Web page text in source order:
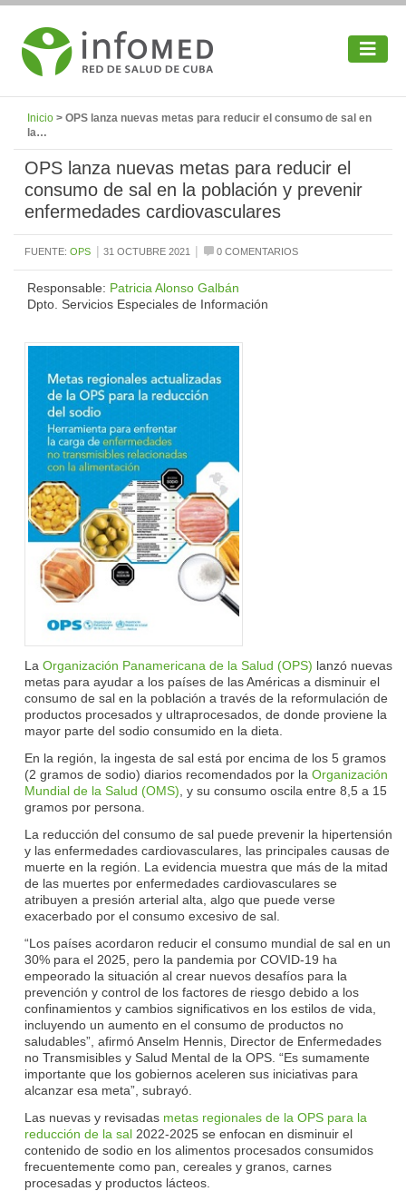
Inicio > OPS lanza nuevas metas para reducir el consumo de sal en
la…
OPS lanza nuevas metas para reducir el
consumo de sal en la población y prevenir
enfermedades cardiovasculares
FUENTE: OPS | 31 OCTUBRE 2021 | 0 COMENTARIOS
Responsable: Patricia Alonso Galbán
Dpto. Servicios Especiales de Información
La Organización Panamericana de la Salud (OPS) lanzó nuevas
metas para ayudar a los países de las Américas a disminuir el
consumo de sal en la población a través de la reformulación de
productos procesados y ultraprocesados, de donde proviene la
mayor parte del sodio consumido en la dieta.
En la región, la ingesta de sal está por encima de los 5 gramos
(2 gramos de sodio) diarios recomendados por la Organización
Mundial de la Salud (OMS) , y su consumo oscila entre 8,5 a 15
gramos por persona.
La reducción del consumo de sal puede prevenir la hipertensión
y las enfermedades cardiovasculares, las principales causas de
muerte en la región. La evidencia muestra que más de la mitad
de las muertes por enfermedades cardiovasculares se
atribuyen a presión arterial alta, algo que puede verse
exacerbado por el consumo excesivo de sal.
“Los países acordaron reducir el consumo mundial de sal en un
30% para el 2025, pero la pandemia por COVID-19 ha
empeorado la situación al crear nuevos desafíos para la
prevención y control de los factores de riesgo debido a los
confinamientos y cambios significativos en los estilos de vida,
incluyendo un aumento en el consumo de productos no
saludables”, afirmó Anselm Hennis, Director de Enfermedades
no Transmisibles y Salud Mental de la OPS. “Es sumamente
importante que los gobiernos aceleren sus iniciativas para
alcanzar esa meta”, subrayó.
Las nuevas y revisadas metas regionales de la OPS para la
reducción de la sal 2022-2025 se enfocan en disminuir el
contenido de sodio en los alimentos procesados consumidos
frecuentemente como pan, cereales y granos, carnes
procesadas y productos lácteos.